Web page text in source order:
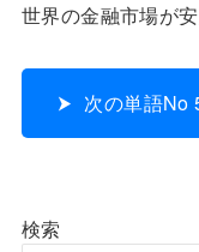
世界の金融市場が
次の単語No
検索